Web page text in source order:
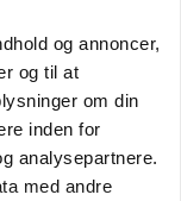
og annoncer,
og til at
om din
inden for
analysepartnere.
med andre